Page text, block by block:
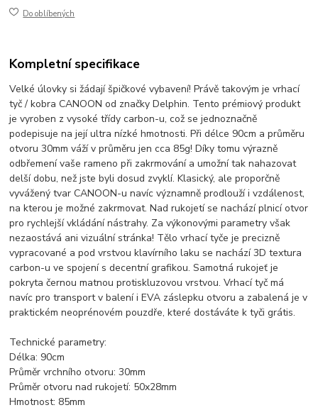
Do oblíbených
Kompletní specifikace
Velké úlovky si žádají špičkové vybavení! Právě takovým je vrhací
tyč / kobra CANOON od značky Delphin. Tento prémiový produkt
je vyroben z vysoké třídy carbon-u, což se jednoznačně
podepisuje na její ultra nízké hmotnosti. Při délce 90cm a průměru
otvoru 30mm váží v průměru jen cca 85g! Díky tomu výrazně
odbřemení vaše rameno při zakrmování a umožní tak nahazovat
delší dobu, než jste byli dosud zvyklí. Klasický, ale proporčně
vyvážený tvar CANOON-u navíc významně prodlouží i vzdálenost,
na kterou je možné zakrmovat. Nad rukojetí se nachází plnicí otvor
pro rychlejší vkládání nástrahy. Za výkonovými parametry však
nezaostává ani vizuální stránka! Tělo vrhací tyče je precizně
vypracované a pod vrstvou klavírního laku se nachází 3D textura
carbon-u ve spojení s decentní grafikou. Samotná rukojeť je
pokryta černou matnou protiskluzovou vrstvou. Vrhací tyč má
navíc pro transport v balení i EVA záslepku otvoru a zabalená je v
praktickém neoprénovém pouzdře, které dostáváte k tyči grátis.
Technické parametry:
Délka: 90cm
Průměr vrchního otvoru: 30mm
Průměr otvoru nad rukojetí: 50x28mm
Hmotnost: 85mm